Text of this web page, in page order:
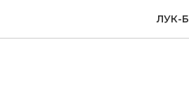
ЛУК-